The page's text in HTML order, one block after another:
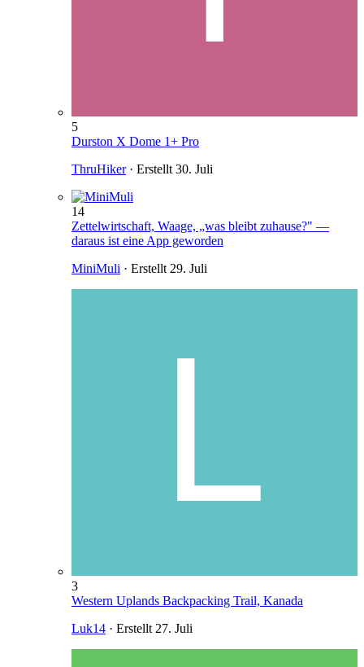
5
Durston X Dome 1+ Pro
ThruHiker· Erstellt 30. Juli
14
Zettelwirtschaft, Waage, „was bleibt zuhause?" —
daraus ist eine App geworden
MiniMuli · Erstellt 29. Juli
3
Western Uplands Backpacking Trail, Kanada
Luk14 · Erstellt 27. Juli